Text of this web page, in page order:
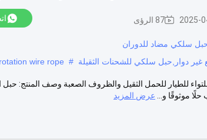
2025- 87 الرؤى
سلكي مضاد للدوران
دوار,حبل سلكي للشحنات الثقيلة #
wire rope
3.06 حبل سلكي مضاد للتواء للطيار للحمل الثقيل والظروف الصعبة وصف
موثوقًا و...
عرض المزيد